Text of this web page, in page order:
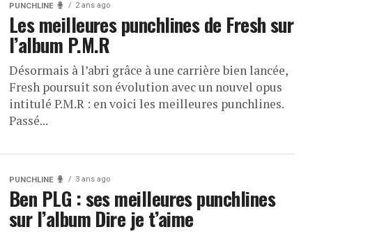
PUNCHLINE 2 ans ago
Les meilleures punchlines de Fresh sur
l’album P.M.R
Désormais à l’abri grâce à une carrière bien lancée,
Fresh poursuit son évolution avec un nouvel opus
intitulé P.M.R : en voici les meilleures punchlines.
Passé...
PUNCHLINE 3 ans ago
Ben PLG : ses meilleures punchlines
sur l’album Dire je t’aime